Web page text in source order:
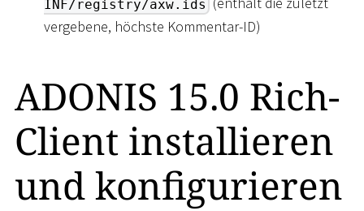
INF/registry/axw.ids
vergebene, höchste Kommentar-ID)
ADONIS 15.0 Rich-
Client installieren
und konfigurieren